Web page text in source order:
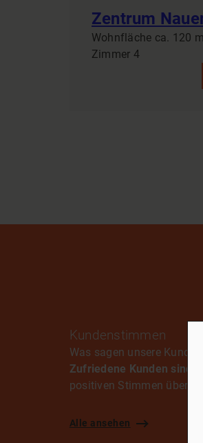
Wohnfläche ca. 120
Zimmer 4
Kundenstimmen
Was sagen unsere Kunden
Zufriedene Kunden sind
positiven Stimmen
Alle ansehen